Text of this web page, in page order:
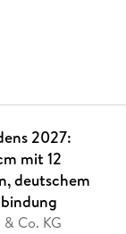
2027:
mit 12
deutschem
Co. KG